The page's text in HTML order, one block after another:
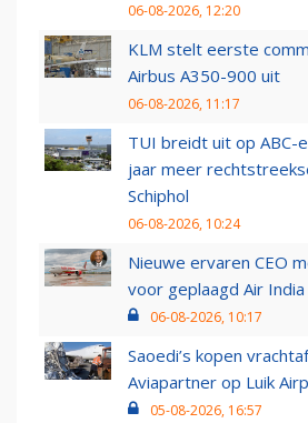
06-08-2026, 12:20
KLM stelt eerste
Airbus A350-900 uit
06-08-2026, 11:17
TUI breidt uit op ABC-
jaar meer
Schiphol
06-08-2026, 10:24
Nieuwe ervaren CEO
voor geplaagd Air India
06-08-2026, 10:17
Saoedi’s kopen
Aviapartner op Luik
05-08-2026, 16:57